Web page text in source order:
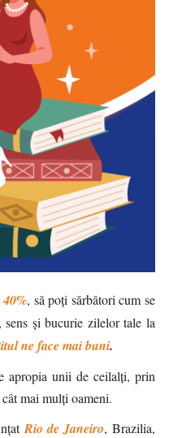
, să poți sărbători cum se
și bucurie zilelor tale la
ne face mai buni.
apropia unii de ceilalți, prin
mai mulți oameni.
Rio de Janeiro, Brazilia,